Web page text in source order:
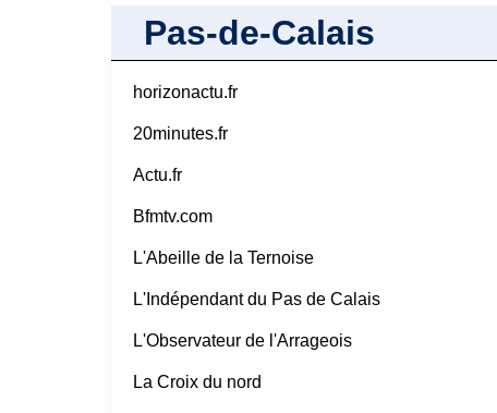
Pas-de-Calais
horizonactu.fr
20minutes.fr
Actu.fr
Bfmtv.com
L'Abeille de la Ternoise
L'Indépendant du Pas de Calais
L'Observateur de l'Arrageois
La Croix du nord